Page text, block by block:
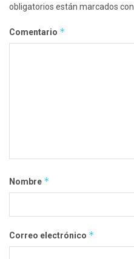
obligatorios están marcados con
Comentario *
Nombre *
Correo electrónico *